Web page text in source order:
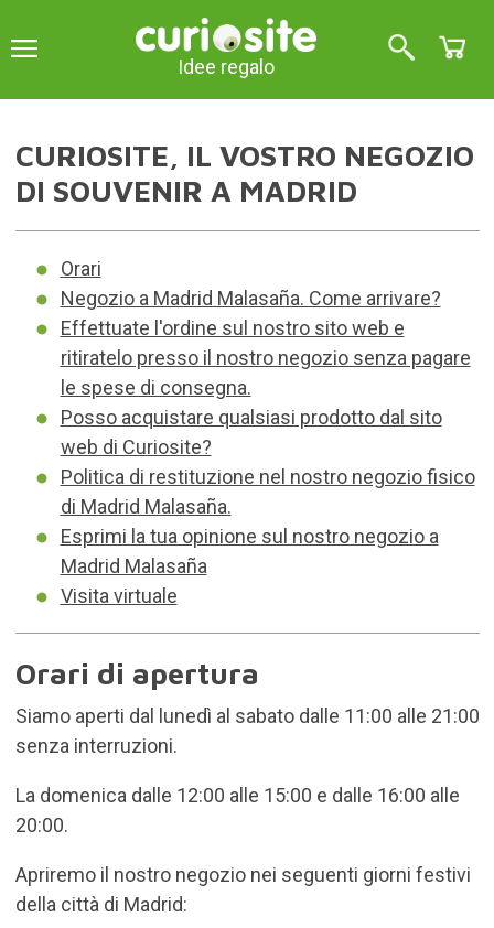
Idee regalo
CURIOSITE, IL VOSTRO NEGOZIO
DI SOUVENIR A MADRID
Orari
Negozio a Madrid Malasaña. Come arrivare?
Effettuate l'ordine sul nostro sito web e
ritiratelo presso il nostro negozio senza pagare
le spese di consegna.
Posso acquistare qualsiasi prodotto dal sito
web di Curiosite?
Politica di restituzione nel nostro negozio fisico
di Madrid Malasaña.
Esprimi la tua opinione sul nostro negozio a
Madrid Malasaña
Visita virtuale
Orari di apertura
Siamo aperti dal lunedì al sabato dalle 11:00 alle 21:00
senza interruzioni.
La domenica dalle 12:00 alle 15:00 e dalle 16:00 alle
20:00.
Apriremo il nostro negozio nei seguenti giorni festivi
della città di Madrid: